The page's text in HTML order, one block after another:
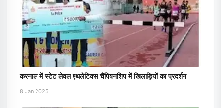
करनाल में स्टेट लेवल एथलेटिक्स चैंपियनशिप में खिलाड़ियों का प्रदर्शन
8 Jan 2025